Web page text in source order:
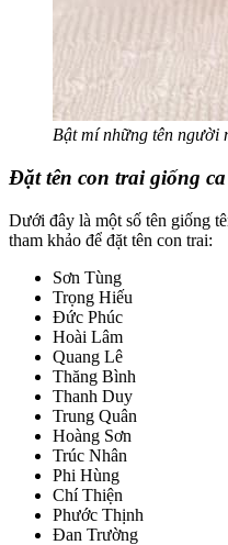
Bật mí những tên người
Đặt tên con trai giống
Dưới đây là một số tên giống
tham khảo để đặt tên con trai:
Sơn Tùng
Trọng Hiếu
Đức Phúc
Hoài Lâm
Quang Lê
Thăng Bình
Thanh Duy
Trung Quân
Hoàng Sơn
Trúc Nhân
Phi Hùng
Chí Thiện
Phước Thịnh
Đan Trường